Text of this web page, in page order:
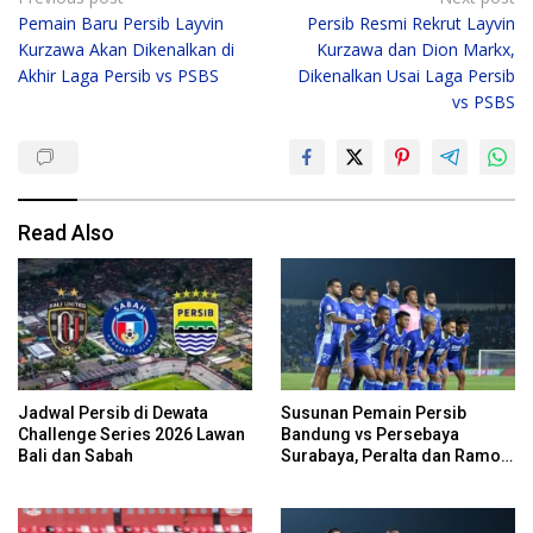
navigation
Pemain Baru Persib Layvin
Kurzawa Akan Dikenalkan di
Akhir Laga Persib vs PSBS
Persib Resmi Rekrut Layvin
Kurzawa dan Dion Markx,
Dikenalkan Usai Laga Persib
vs PSBS
Read Also
Jadwal Persib di Dewata
Challenge Series 2026 Lawan
Bali dan Sabah
Susunan Pemain Persib
Bandung vs Persebaya
Surabaya, Peralta dan Ramon